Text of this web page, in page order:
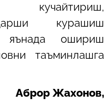
кучайтириш,
курашиш
яънада ошириш
таъминлашга
Аброр Жахонов,